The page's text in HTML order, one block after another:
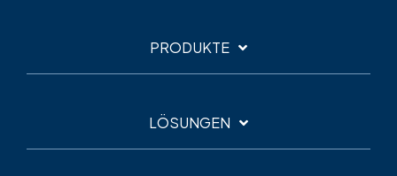
PRODUKTE
LÖSUNGEN